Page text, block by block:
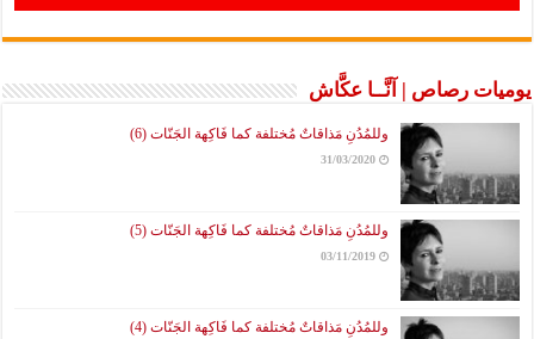
يوميات رصاص | آنَّــا عكَّاش
وللمُدُنِ مَذاقاتٌ مُختلفة كما فَاكِهة الجَنّات (6)
31/03/2020
وللمُدُنِ مَذاقاتٌ مُختلفة كما فَاكِهة الجَنّات (5)
03/11/2019
وللمُدُنِ مَذاقاتٌ مُختلفة كما فَاكِهة الجَنّات (4)